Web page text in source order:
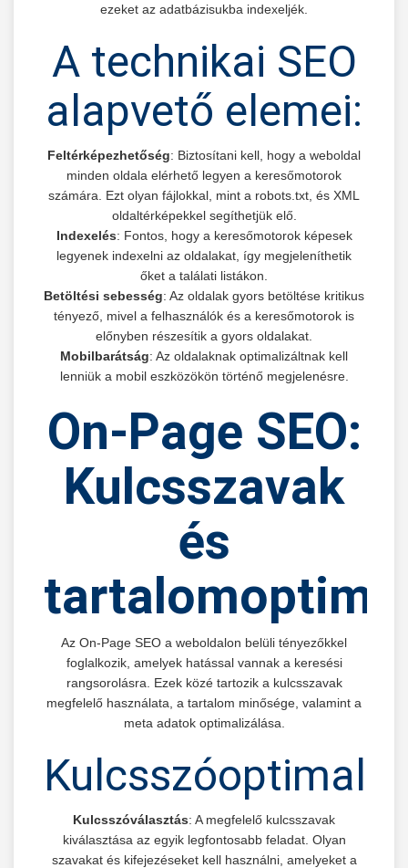
ezeket az adatbázisukba indexeljék.
A technikai SEO
alapvető elemei:
Feltérképezhetőség: Biztosítani kell, hogy a weboldal
minden oldala elérhető legyen a keresőmotorok
számára. Ezt olyan fájlokkal, mint a robots.txt, és XML
oldaltérképekkel segíthetjük elő.
Indexelés: Fontos, hogy a keresőmotorok képesek
legyenek indexelni az oldalakat, így megjeleníthetik
őket a találati listákon.
Betöltési sebesség: Az oldalak gyors betöltése kritikus
tényező, mivel a felhasználók és a keresőmotorok is
előnyben részesítik a gyors oldalakat.
Mobilbarátság: Az oldalaknak optimalizáltnak kell
lenniük a mobil eszközökön történő megjelenésre.
On-Page SEO:
Kulcsszavak
és
Az On-Page SEO a weboldalon belüli tényezőkkel
foglalkozik, amelyek hatással vannak a keresési
rangsorolásra. Ezek közé tartozik a kulcsszavak
megfelelő használata, a tartalom minősége, valamint a
meta adatok optimalizálása.
Kulcsszóválasztás: A megfelelő kulcsszavak
kiválasztása az egyik legfontosabb feladat. Olyan
szavakat és kifejezéseket kell használni, amelyeket a